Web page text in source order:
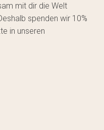
mit dir die Welt
spenden wir 10%
in unseren